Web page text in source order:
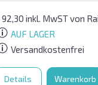
92,30 inkl. MwSTvon
AUF LAGER
Versandkostenfrei
Details Warenkorb